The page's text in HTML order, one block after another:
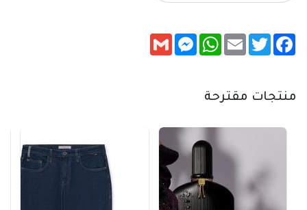
Facebook
Twitter
Email
WhatsApp
Messenger
Gmail
منتجات مقترحة